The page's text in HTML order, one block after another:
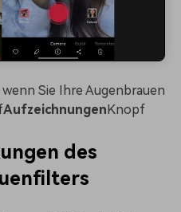
Sie Ihre Augenbrauen
Aufzeichnungen Knopf
des